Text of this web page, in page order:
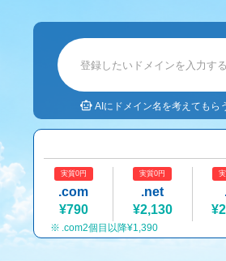
人気ドメインの種類
外部サービスでの登録が一部未対応（Google等
外部サービスでの登録が一部未対応（Google等
AIにドメイン名を考えてもら
実質0円
.com
¥790
実質0円
.net
¥2,130
.com2個目以降¥1,390